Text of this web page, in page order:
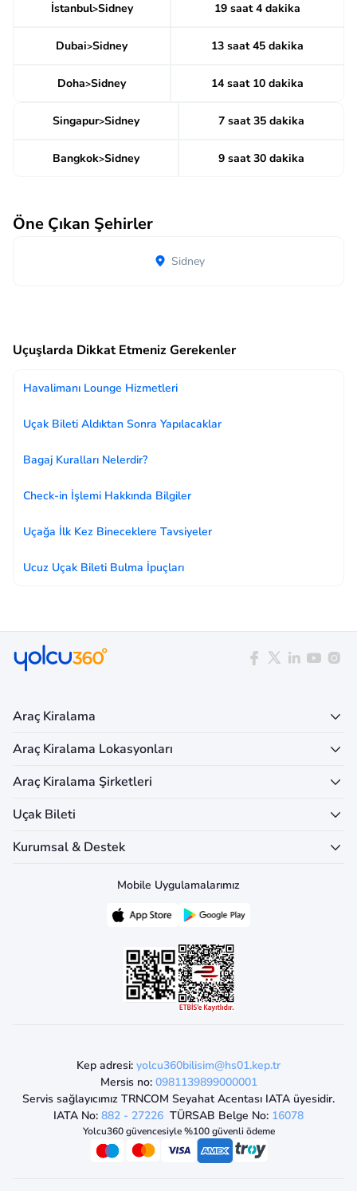
İstanbul>Sidney 19 saat 4 dakika
Dubai>Sidney 13 saat 45 dakika
Doha>Sidney 14 saat 10 dakika
Singapur>Sidney 7 saat 35 dakika
Bangkok>Sidney 9 saat 30 dakika
Öne Çıkan Şehirler
Sidney
Uçuşlarda Dikkat Etmeniz Gerekenler
Havalimanı Lounge Hizmetleri
Uçak Bileti Aldıktan Sonra Yapılacaklar
Bagaj Kuralları Nelerdir?
Check-in İşlemi Hakkında Bilgiler
Uçağa İlk Kez Bineceklere Tavsiyeler
Ucuz Uçak Bileti Bulma İpuçları
Araç Kiralama
Araç Kiralama Lokasyonları
Araç Kiralama Şirketleri
Uçak Bileti
Kurumsal & Destek
Mobile Uygulamalarımız
Kep adresi: yolcu360bilisim@hs01.kep.tr
Mersis no: 0981139899000001
Servis sağlayıcımız TRNCOM Seyahat Acentası IATA üyesidir.
IATA No: 882 - 27226 TÜRSAB Belge No: 16078
Yolcu360 güvencesiyle %100 güvenli ödeme